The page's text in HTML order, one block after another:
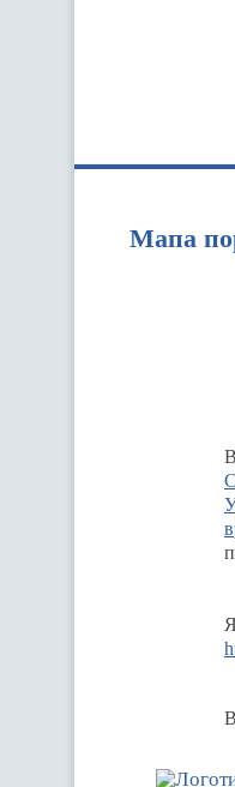
Мапа